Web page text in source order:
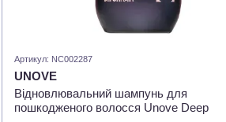
Артикул: NC002287
UNOVE
Відновлювальний шампунь для
пошкодженого волосся Unove Deep